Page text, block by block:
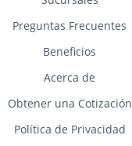
Preguntas Frecuentes
Beneficios
Acerca de
Obtener una Cotización
Política de Privacidad